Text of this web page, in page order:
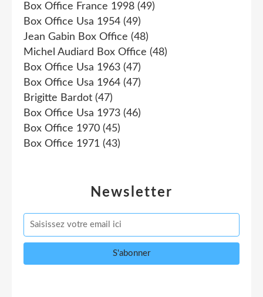
Newsletter
Box Office France 1998 (49)
Box Office Usa 1954 (49)
Jean Gabin Box Office (48)
Michel Audiard Box Office (48)
Box Office Usa 1963 (47)
Box Office Usa 1964 (47)
Brigitte Bardot (47)
Box Office Usa 1973 (46)
Box Office 1970 (45)
Box Office 1971 (43)